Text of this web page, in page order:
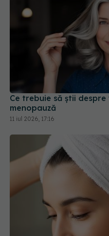
Ce trebuie să știi
menopauză
11 iul 2026, 17:16